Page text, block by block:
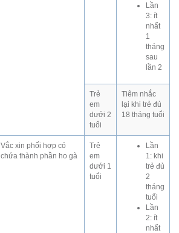
Lần
3: ít
nhất
1
tháng
sau
lần 2
Trẻ
em
dưới 2
tuổi
Tiêm nhắc
lại khi trẻ đủ
18 tháng tuổi
Vắc xin phối hợp có
chứa thành phần ho gà
Trẻ
em
dưới 1
tuổi
Lần
1: khi
trẻ đủ
2
tháng
tuổi
Lần
2: ít
nhất